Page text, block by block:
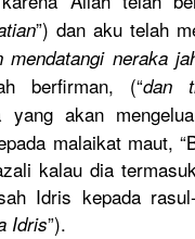
”) dan aku telah
mendatangineraka
berfirman, (“dan
yang akan
malaikat maut,
kalau dia
Idris kepada
Idris”).